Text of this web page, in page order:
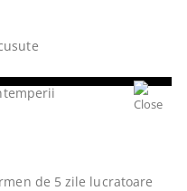
de 5 zile lucratoare